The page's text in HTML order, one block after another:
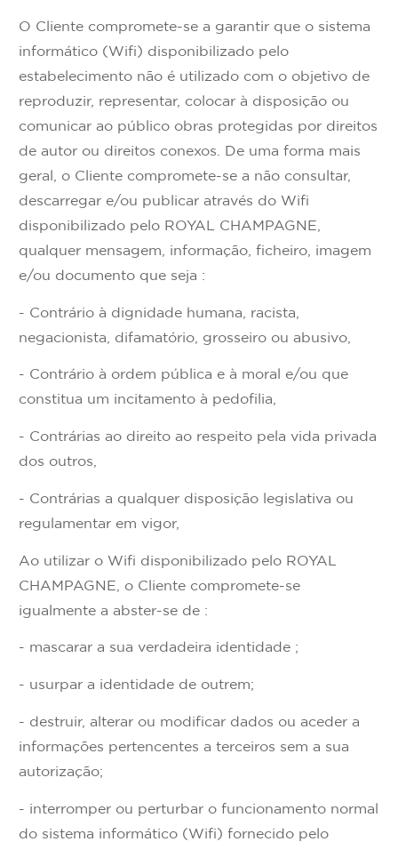
O Cliente compromete-se a garantir que o sistema
informático (Wifi) disponibilizado pelo
estabelecimento não é utilizado com o objetivo de
reproduzir, representar, colocar à disposição ou
comunicar ao público obras protegidas por direitos
de autor ou direitos conexos. De uma forma mais
geral, o Cliente compromete-se a não consultar,
descarregar e/ou publicar através do Wifi
disponibilizado pelo ROYAL CHAMPAGNE,
qualquer mensagem, informação, ficheiro, imagem
e/ou documento que seja :
- Contrário à dignidade humana, racista,
negacionista, difamatório, grosseiro ou abusivo,
- Contrário à ordem pública e à moral e/ou que
constitua um incitamento à pedofilia,
- Contrárias ao direito ao respeito pela vida privada
dos outros,
- Contrárias a qualquer disposição legislativa ou
regulamentar em vigor,
Ao utilizar o Wifi disponibilizado pelo ROYAL
CHAMPAGNE, o Cliente compromete-se
igualmente a abster-se de :
- mascarar a sua verdadeira identidade ;
- usurpar a identidade de outrem;
- destruir, alterar ou modificar dados ou aceder a
informações pertencentes a terceiros sem a sua
autorização;
- interromper ou perturbar o funcionamento normal
do sistema informático (Wifi) fornecido pelo